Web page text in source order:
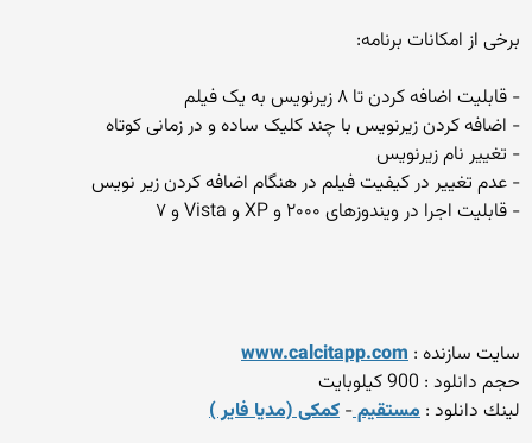
برخی از امکانات برنامه:
- قابلیت اضافه کردن تا ۸ زیرنویس به یک فیلم
- اضافه کردن زیرنویس با چند کلیک ساده و در زمانی کوتاه
- تغییر نام زیرنویس
- عدم تغییر در کیفیت فیلم در هنگام اضافه کردن زیر نویس
- قابلیت اجرا در ویندوزهای ۲۰۰۰ و XP و Vista و ۷
سایت سازنده : www.calcitapp.com
حجم دانلود : 900 كيلوبايت
لينك دانلود : مستقیم- کمکی (مدیا فایر )